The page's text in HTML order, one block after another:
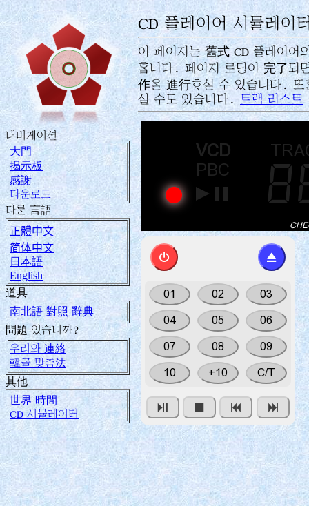
내비게이션
大門
揭示板
感謝
다운로드
다󿄜 言語
正體中文
简体中文
日本語
English
道具
南北語 對照 辭典
問題 있습니까?
우리와 連絡
韓글 맞춤法
其他
世界 時間
CD 시뮬레이터
CD 플레이어 시뮬레이
이 페이지는 舊式 CD 플레이
󿐁니다. 페이지 로딩이 完了되
作󿉰 進行󿏰실 수 있습니다. 또
실 수도 있습니다. 트랙 리스트
⏻ ⏏
01 02 03
04 05 06
07 08 09
10 +10 C/T
⏯ ⏹ ⏮ ⏭